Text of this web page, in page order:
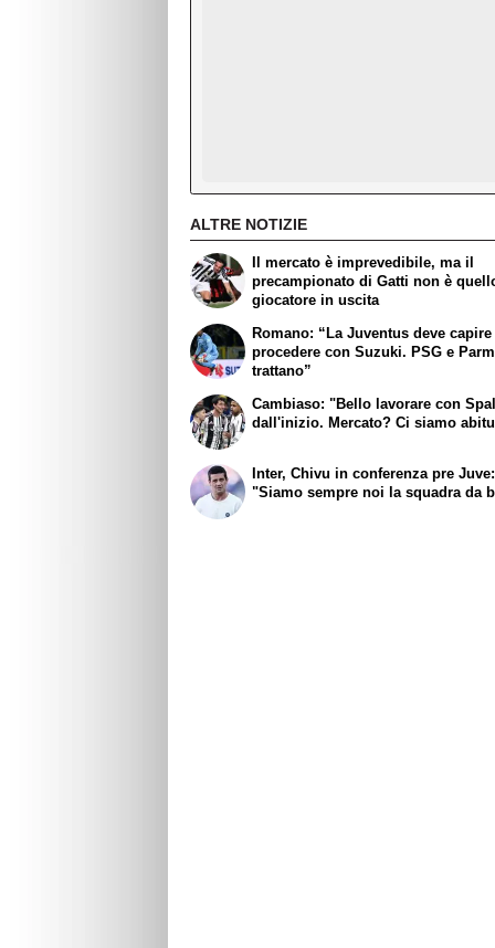
ALTRE NOTIZIE
Il mercato è imprevedibile, ma il
precampionato di Gatti non è
giocatore in uscita
Romano: “La Juventus deve
procedere con Suzuki. PSG e
trattano”
Cambiaso: "Bello lavorare con
dall'inizio. Mercato? Ci siamo
Inter, Chivu in conferenza pre Juve:
"Siamo sempre noi la squadra da